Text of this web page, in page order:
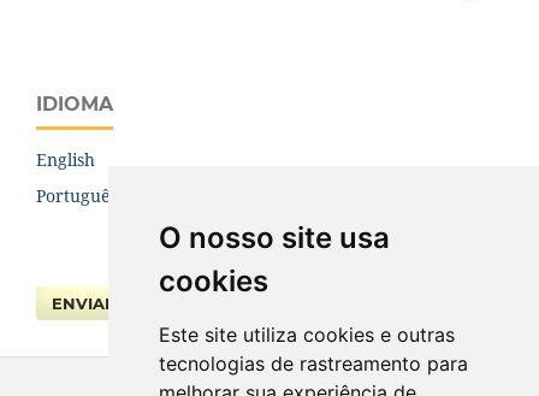
O nosso site usa
cookies
Este site utiliza cookies e outras
tecnologias de rastreamento para
IDIOMA
English
Português (Brasil)
ENVIAR SUBMISSÃO